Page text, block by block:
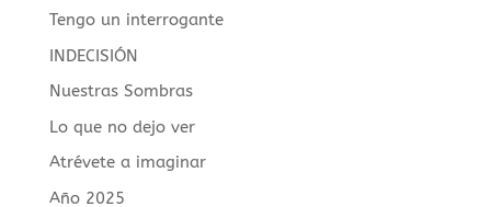
Tengo un interrogante
INDECISIÓN
Nuestras Sombras
Lo que no dejo ver
Atrévete a imaginar
Año 2025